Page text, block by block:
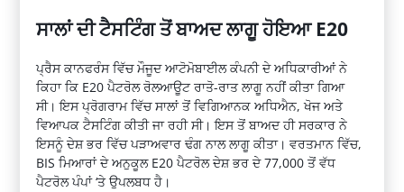
ਸਾਲਾਂ ਦੀ ਟੈਸਟਿੰਗ ਤੋਂ ਬਾਅਦ ਲਾਗੂ ਹੋਇਆ E20
ਪ੍ਰੈਸ ਕਾਨਫਰੰਸ ਵਿੱਚ ਮੌਜੂਦ ਆਟੋਮੋਬਾਈਲ ਕੰਪਨੀ ਦੇ ਅਧਿਕਾਰੀਆਂ ਨੇ
ਕਿਹਾ ਕਿ E20 ਪੈਟਰੋਲ ਰੋਲਆਊਟ ਰਾਤੋ-ਰਾਤ ਲਾਗੂ ਨਹੀਂ ਕੀਤਾ ਗਿਆ
ਸੀ। ਇਸ ਪ੍ਰੋਗਰਾਮ ਵਿੱਚ ਸਾਲਾਂ ਤੋਂ ਵਿਗਿਆਨਕ ਅਧਿਐਨ, ਖੋਜ ਅਤੇ
ਵਿਆਪਕ ਟੈਸਟਿੰਗ ਕੀਤੀ ਜਾ ਰਹੀ ਸੀ। ਇਸ ਤੋਂ ਬਾਅਦ ਹੀ ਸਰਕਾਰ ਨੇ
ਇਸਨੂੰ ਦੇਸ਼ ਭਰ ਵਿੱਚ ਪੜਾਅਵਾਰ ਢੰਗ ਨਾਲ ਲਾਗੂ ਕੀਤਾ। ਵਰਤਮਾਨ ਵਿੱਚ,
BIS ਮਿਆਰਾਂ ਦੇ ਅਨੁਕੂਲ E20 ਪੈਟਰੋਲ ਦੇਸ਼ ਭਰ ਦੇ 77,000 ਤੋਂ ਵੱਧ
ਪੈਟਰੋਲ ਪੰਪਾਂ ‘ਤੇ ਉਪਲਬਧ ਹੈ।